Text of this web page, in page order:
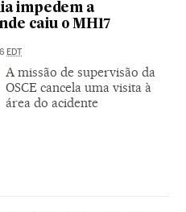
impedem a
caiu o MH17
EDT
A missão de supervisão da
OSCE cancela uma visita à
área do acidente